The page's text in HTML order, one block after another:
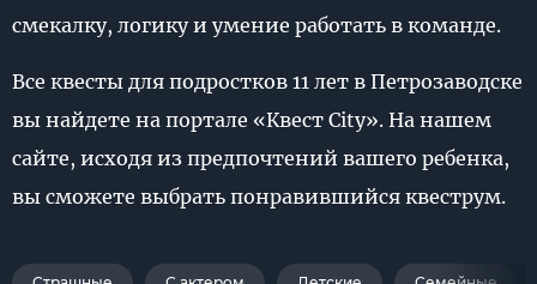
смекалку, логику и умение работать в команде.
Все квесты для подростков 11 лет в Петрозаводске
вы найдете на портале «Квест City». На нашем
сайте, исходя из предпочтений вашего ребенка,
вы сможете выбрать понравившийся квеструм.